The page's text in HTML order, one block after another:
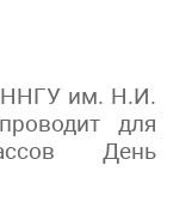
ННГУ им. Н.И.
для
День